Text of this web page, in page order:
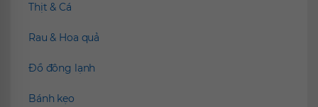
Thịt & Cá
Rau & Hoa quả
Đồ đông lạnh
Bánh kẹo